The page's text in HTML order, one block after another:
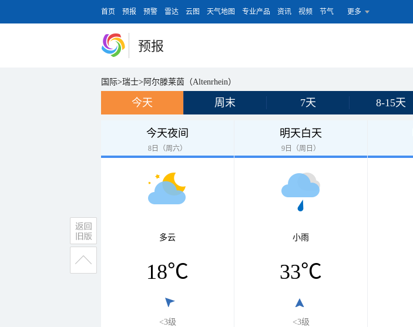
首页 预报 预警 雷达 云图 天气地图 专业产品 资讯 视频 节气 更多
预报
国际>瑞士> 阿尔滕莱茵（Altenrhein）
今天 周末 7天 8-15天
今天夜间
8日（周六）
多云
18℃
<3级
明天白天
9日（周日）
小雨
33℃
<3级